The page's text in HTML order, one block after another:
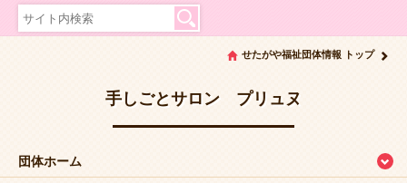
せたがや福祉団体情報 トップ
手しごとサロン プリュヌ
団体ホーム